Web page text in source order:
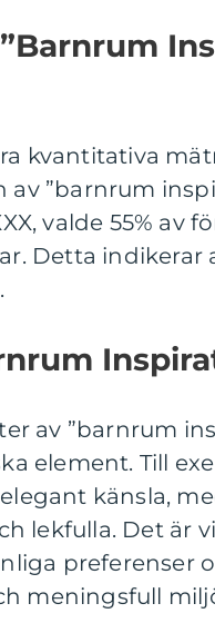
kvantitativa
”barnrum
valde 55% av
Detta indikerar
av ”barnrum
element. Till
känsla,
lekfulla. Det är
preferenser
meningsfull